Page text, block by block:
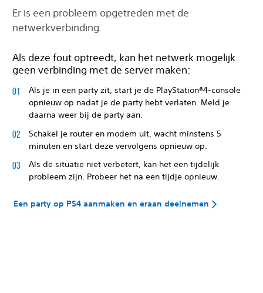
Er is een probleem opgetreden met de
netwerkverbinding.
Als deze fout optreedt, kan het netwerk mogelijk
geen verbinding met de server maken:
Als je in een party zit, start je de PlayStation®4-console
opnieuw op nadat je de party hebt verlaten. Meld je
daarna weer bij de party aan.
Schakel je router en modem uit, wacht minstens 5
minuten en start deze vervolgens opnieuw op.
Als de situatie niet verbetert, kan het een tijdelijk
probleem zijn. Probeer het na een tijdje opnieuw.
Een party op PS4 aanmaken en eraan deelnemen